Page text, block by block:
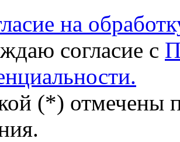
на
согласие с
(*) отмечены